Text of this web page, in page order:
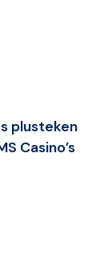
plusteken
Casino’s